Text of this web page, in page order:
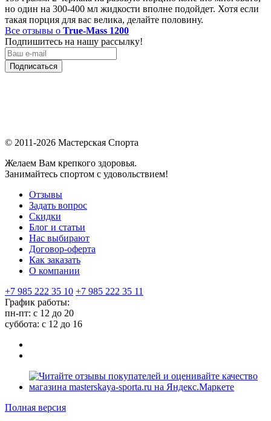
но один на 300-400 мл жидкости вполне подойдет. Хотя если
такая порция для вас велика, делайте половину.
Все отзывы о True-Mass 1200
Подпишитесь на нашу рассылку!
Подписаться
© 2011-2026 Мастерская Спорта
Желаем Вам крепкого здоровья.
Занимайтесь спортом с удовольствием!
Отзывы
Задать вопрос
Скидки
Блог и статьи
Нас выбирают
Договор-оферта
Как заказать
О компании
+7 985 222 35 10 +7 985 222 35 11
График работы:
пн-пт: с 12 до 20
суббота: c 12 до 16
Полная версия